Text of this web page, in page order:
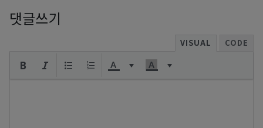
댓글쓰기
VISUAL CODE